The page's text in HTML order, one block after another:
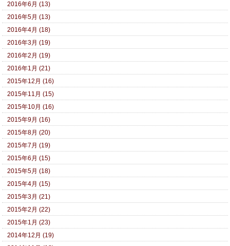
2016年6月 (13)
2016年5月 (13)
2016年4月 (18)
2016年3月 (19)
2016年2月 (19)
2016年1月 (21)
2015年12月 (16)
2015年11月 (15)
2015年10月 (16)
2015年9月 (16)
2015年8月 (20)
2015年7月 (19)
2015年6月 (15)
2015年5月 (18)
2015年4月 (15)
2015年3月 (21)
2015年2月 (22)
2015年1月 (23)
2014年12月 (19)